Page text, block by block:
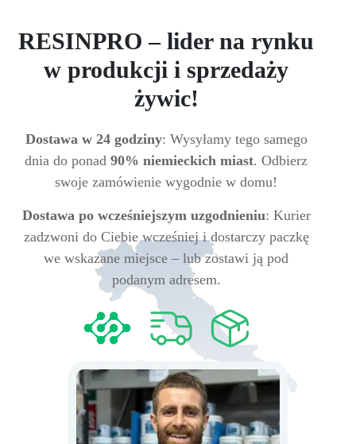
RESINPRO – lider na rynku
w produkcji i sprzedaży
żywic!
Dostawa w 24 godziny: Wysyłamy tego samego
dnia do ponad 90% niemieckich miast. Odbierz
swoje zamówienie wygodnie w domu!
Dostawa po wcześniejszym uzgodnieniu: Kurier
zadzwoni do Ciebie wcześniej i dostarczy paczkę
we wskazane miejsce – lub zostawi ją pod
podanym adresem.